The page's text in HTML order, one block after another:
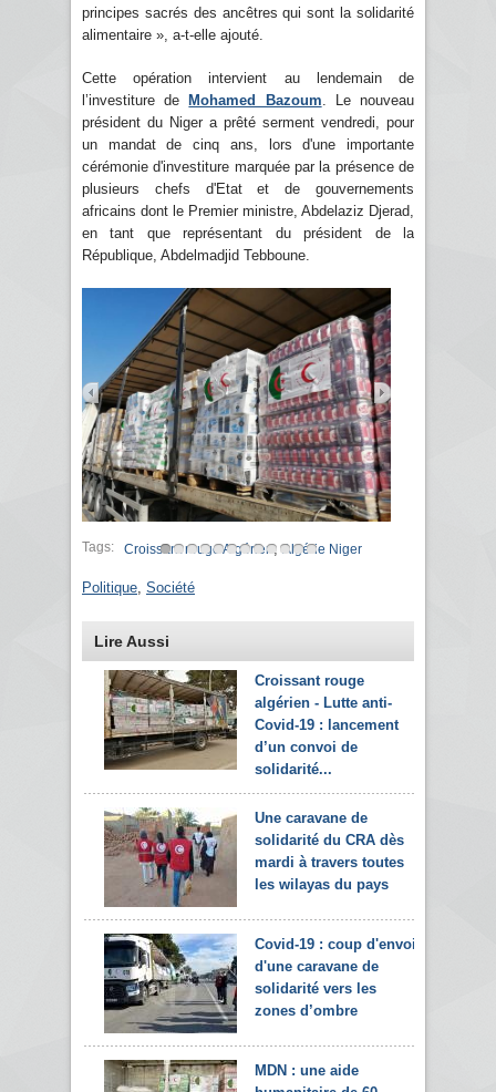
principes sacrés des ancêtres qui sont la solidarité
alimentaire », a-t-elle ajouté.
Cette opération intervient au lendemain de
l’investiture deMohamed Bazoum . Le nouveau
président du Niger a prêté serment vendredi, pour
un mandat de cinq ans, lors d'une importante
cérémonie d'investiture marquée par la présence de
plusieurs chefs d'Etat et de gouvernements
africains dont le Premier ministre, Abdelaziz Djerad,
en tant que représentant du président de la
République, Abdelmadjid Tebboune.
Tags: Croissant rouge Algérien,Algérie Niger
Politique Société
Lire Aussi
Croissant rouge
algérien - Lutte anti-
Covid-19 : lancement
d’un convoi de
solidarité...
Une caravane de
solidarité du CRA dès
mardi à travers toutes
les wilayas du pays
Covid-19 : coup d'envoi
d'une caravane de
solidarité vers les
zones d’ombre
MDN : une aide